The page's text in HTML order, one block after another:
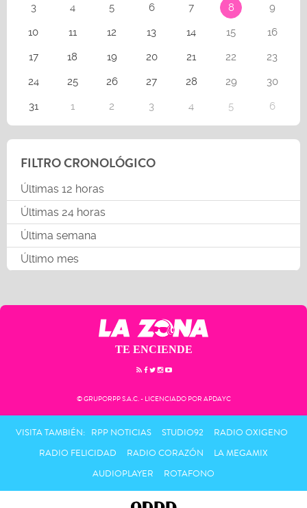
3
4 5 6 7 8
9
10
11 12 13 14 15
16
17
18 19 20 21 22
23
24
25 26 27 28 29
30
31
1 2 3 4 5 6
FILTRO CRONOLÓGICO
Últimas 12 horas
Últimas 24 horas
Última semana
Último mes
TE ENCIENDE
© GRUPORPP S.A.C. - LICENCIADO POR APDAYC
VISITA TAMBIÉN: RPP NOTICIAS STUDIO92
RADIO OXIGENO
RADIO FELICIDAD
RADIO CORAZÓN
LA MEGAMIX
AUDIOPLAYER
ROTAFONO